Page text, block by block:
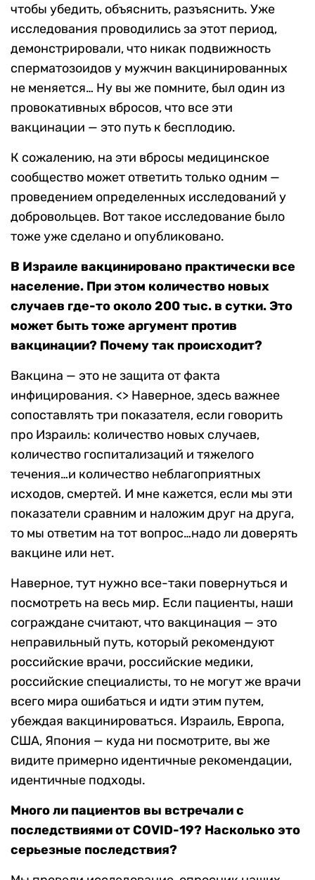
чтобы убедить, объяснить, разъяснить. Уже
исследования проводились за этот период,
демонстрировали, что никак подвижность
сперматозоидов у мужчин вакцинированных
не меняется… Ну вы же помните, был один из
провокативных вбросов, что все эти
вакцинации — это путь к бесплодию.
К сожалению, на эти вбросы медицинское
сообщество может ответить только одним —
проведением определенных исследований у
добровольцев. Вот такое исследование было
тоже уже сделано и опубликовано.
В Израиле вакцинировано практически все
население. При этом количество новых
случаев где-то около 200 тыс. в сутки. Это
может быть тоже аргумент против
вакцинации? Почему так происходит?
Вакцина — это не защита от факта
инфицирования. <> Наверное, здесь важнее
сопоставлять три показателя, если говорить
про Израиль: количество новых случаев,
количество госпитализаций и тяжелого
течения…и количество неблагоприятных
исходов, смертей. И мне кажется, если мы эти
показатели сравним и наложим друг на друга,
то мы ответим на тот вопрос…надо ли доверять
вакцине или нет.
Наверное, тут нужно все-таки повернуться и
посмотреть на весь мир. Если пациенты, наши
сограждане считают, что вакцинация — это
неправильный путь, который рекомендуют
российские врачи, российские медики,
российские специалисты, то не могут же врачи
всего мира ошибаться и идти этим путем,
убеждая вакцинироваться. Израиль, Европа,
США, Япония — куда ни посмотрите, вы же
видите примерно идентичные рекомендации,
идентичные подходы.
Много ли пациентов вы встречали с
последствиями от COVID-19? Насколько это
серьезные последствия?